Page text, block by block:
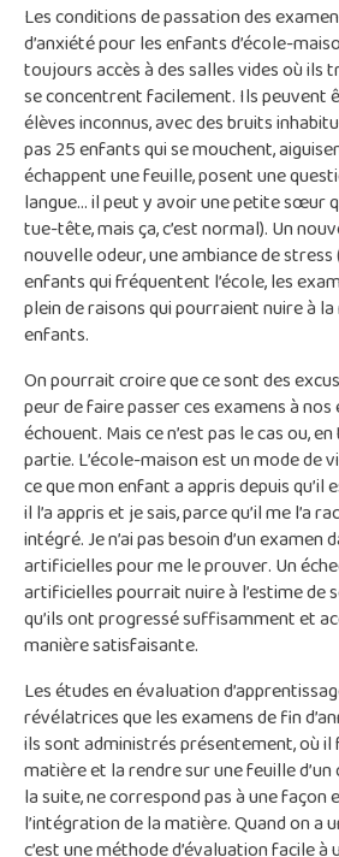
Les conditions de passation des
d’anxiété pour les enfants d’école-
toujours accès à des salles vides où ils
se concentrent facilement. Ils peuvent
élèves inconnus, avec des bruits
pas 25 enfants qui se mouchent,
échappent une feuille, posent une
langue… il peut y avoir une petite sœur
tue-tête, mais ça, c’est normal). Un
nouvelle odeur, une ambiance de
enfants qui fréquentent l’école, les
plein de raisons qui pourraient nuire à
enfants.
On pourrait croire que ce sont des
peur de faire passer ces examens à nos
échouent. Mais ce n’est pas le cas ou,
partie. L’école-maison est un mode de
ce que mon enfant a appris depuis qu’il
il l’a appris et je sais, parce qu’il me l’a
intégré. Je n’ai pas besoin d’un examen
artificielles pour me le prouver. Un
artificielles pourrait nuire à l’estime de
qu’ils ont progressé suffisamment et
manière satisfaisante.
Les études en évaluation
révélatrices que les examens de fin
ils sont administrés présentement, où
matière et la rendre sur une feuille d’un
la suite, ne correspond pas à une façon
l’intégration de la matière. Quand on a